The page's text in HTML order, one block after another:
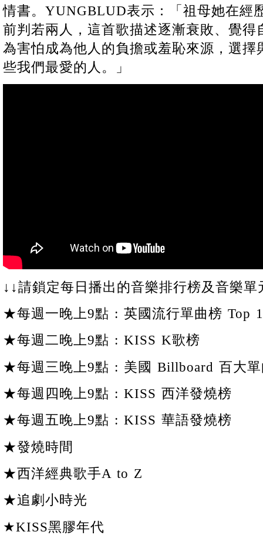
情書。YUNGBLUD表示：「祖母她在經
前判若兩人，這首歌描述逐漸衰敗、覺得
為害怕成為他人的負擔或羞恥來源，選擇
些我們最愛的人。」
↓↓請鎖定每日播出的音樂排行榜及音樂單
★每週一晚上9點 : 英國流行單曲榜 Top
★每週二晚上9點 : KISS K歌榜
★每週三晚上9點 : 美國 Billboard 百大
★每週四晚上9點 : KISS 西洋發燒榜
★每週五晚上9點 : KISS 華語發燒榜
★發燒時間
★西洋經典歌手A to Z
★追劇小時光
★KISS黑膠年代